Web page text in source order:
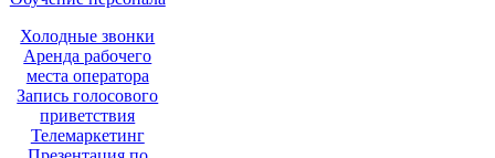
Холодные звонки
Аренда рабочего
места оператора
Запись голосового
приветствия
Телемаркетинг